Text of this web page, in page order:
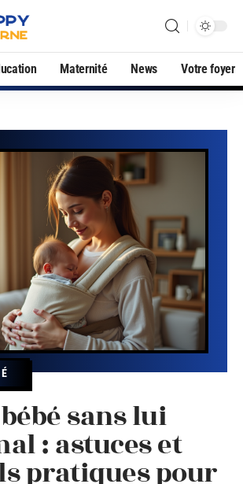
Maternité News Votre foyer
sans lui
: astuces et
pratiques pour